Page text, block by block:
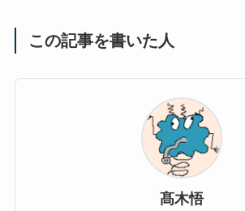
この記事を書いた人
髙木悟